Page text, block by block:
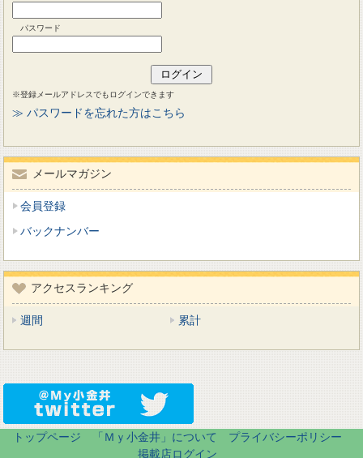
パスワード
※登録メールアドレスでもログインできます
≫ パスワードを忘れた方はこちら
メールマガジン
会員登録
バックナンバー
アクセスランキング
週間 累計
トップページ 「Ｍｙ小金井」について
プライバシーポリシー
掲載店ログイン